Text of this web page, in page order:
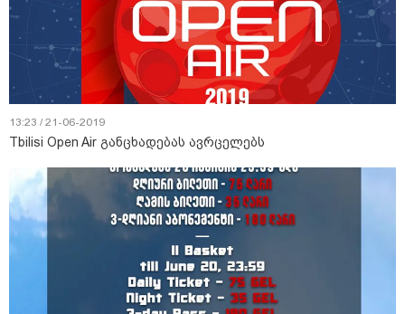
13:23 / 21-06-2019
Tbilisi Open Air განცხადებას ავრცელებს